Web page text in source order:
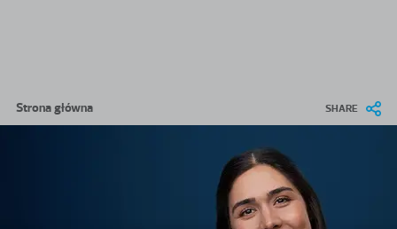
Ścieżka nawigacyjna
Strona główna SHARE